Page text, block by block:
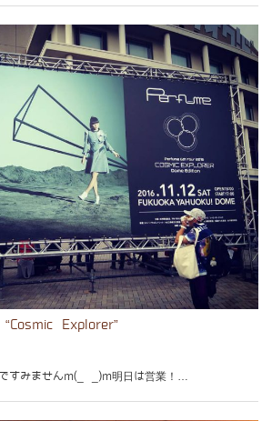
Explorer”
すみませんm(_ _)m明日は営業！…